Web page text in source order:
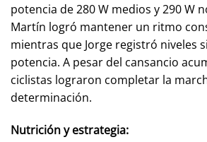
potencia de 280 W medios y 290 W
Martín logró mantener un ritmo
mientras que Jorge registró niveles
potencia. A pesar del cansancio
ciclistas lograron completar la
determinación.
Nutrición y estrategia: